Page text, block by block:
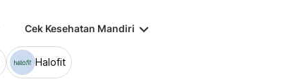
Cek Kesehatan Mandiri keyboard_arrow_down
Halofit